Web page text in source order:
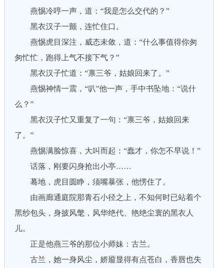
燕惕冷哼一声，道：“我是怎么交代的？”
黑衣汉子一颤，连忙住口。
燕惕虎目深注，威态未敛，道：“什么事值得你匆
匆忙忙，跑得上气不接下气？”
黑衣汉子忙道：“禀三爷，姑娘回来了。”
燕惕神情一震，“叭”他一声，手中书坠地：“说什
么？”
黑衣汉子忙又重复了一句：“禀三爷，姑娘回来
了。”
燕惕满脸惊喜，大叫而起：“蠢才，你怎不早说！”
话落，刚要闪身抢出小亭……
蓦地，虎目圆睁，须嘴暴张，他愣住了。
由画廊通庭院那青石小径之上，不知何时已站着个
黑纱包头，身披风氅，风华绝代、艳绝尘寰的黑衣人
儿。
正是他燕三爷的那位小师妹：古兰。
古兰，她一身风尘，娇靥显得有点苍白，香唇也失